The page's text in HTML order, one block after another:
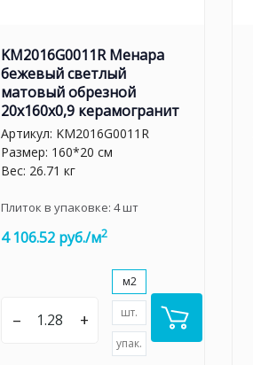
KM2016G0011R Менара
бежевый светлый
матовый обрезной
20x160x0,9 керамогранит
Артикул: KM2016G0011R
Размер: 160*20 см
Вес: 26.71 кг
Плиток в упаковке: 4шт
4 106.52 руб./м2
– +
м2
шт.
упак.